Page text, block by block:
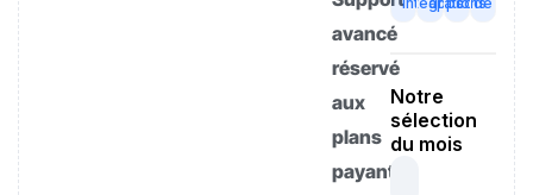
avancé
réservé
aux
plans
payants
Notre
sélection
du mois